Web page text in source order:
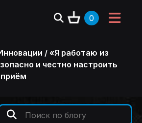
0
/ «Я работаю из
и честно настроить